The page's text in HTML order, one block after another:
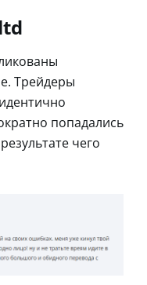
Трейдеры
попадались
чего